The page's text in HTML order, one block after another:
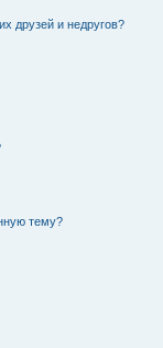
друзей и недругов?
тему?